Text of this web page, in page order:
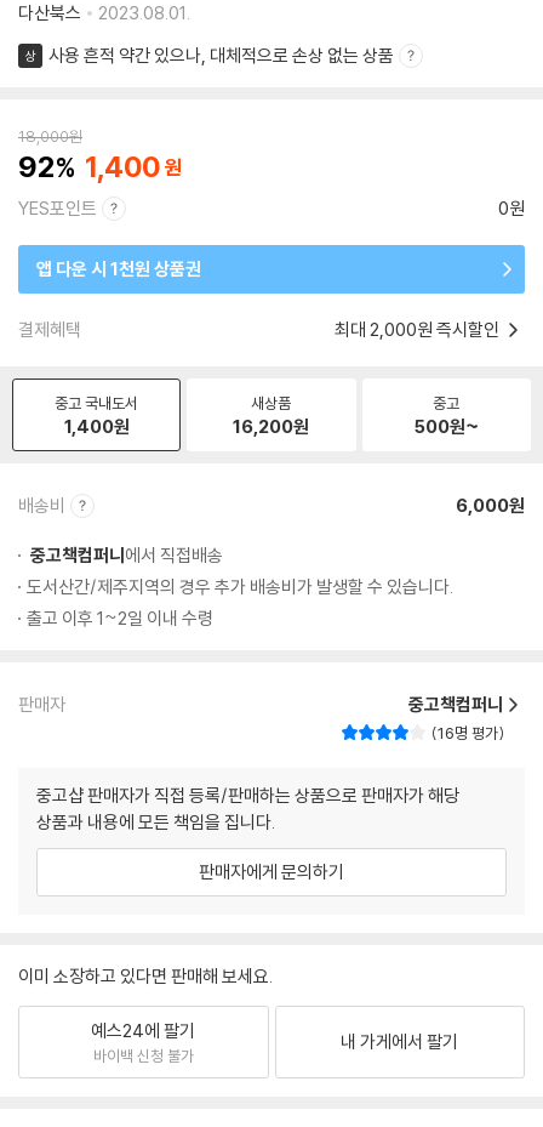
다산북스
2023.08.01.
상 사용 흔적 약간 있으나, 대체적으로 손상 없는 상품
18,000원
92 1,400
YES포인트 0원
앱 다운 시 1천원 상품권
결제혜택 최대 2,000원 즉시할인
중고 국내도서
1,400원
새상품
16,200원
중고
500원~
배송비 6,000원
중고책컴퍼니에서 직접배송
도서산간/제주지역의 경우 추가 배송비가 발생할 수 있습니다.
출고 이후 1~2일 이내 수령
판매자 중고책컴퍼니
16명 평가
중고샵 판매자가 직접 등록/판매하는 상품으로 판매자가 해당
상품과 내용에 모든 책임을 집니다.
판매자에게 문의하기
이미 소장하고 있다면 판매해 보세요.
예스24에 팔기
바이백 신청 불가
내 가게에서 팔기